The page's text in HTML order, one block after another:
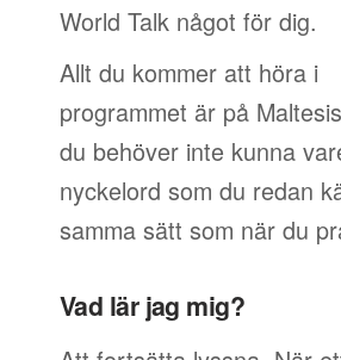
World Talk något för dig.
Allt du kommer att höra i
programmet är på
du behöver inte kunna
nyckelord som du redan
samma sätt som när du
Vad lär jag mig?